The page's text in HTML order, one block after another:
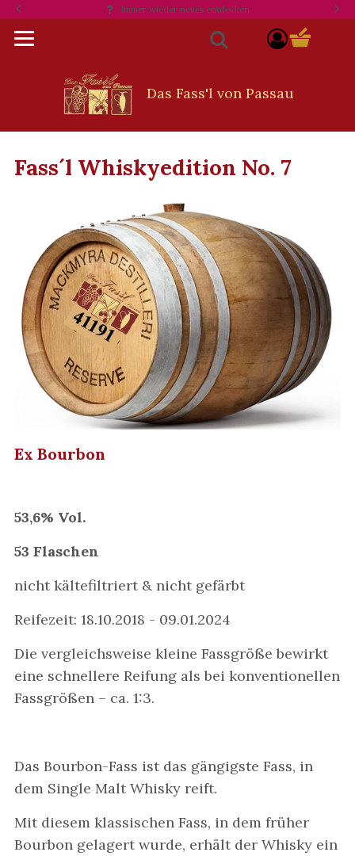
Immer wieder neues entdecken
Fass´l Whiskyedition No. 7
Ex Bourbon
53,6% Vol.
53 Flaschen
nicht kältefiltriert & nicht gefärbt
Reifezeit: 18.10.2018 - 09.01.2024
Die vergleichsweise kleine Fassgröße bewirkt
eine schnellere Reifung als bei konventionellen
Fassgrößen – ca. 1:3.
Das Bourbon-Fass ist das gängigste Fass, in
dem Single Malt Whisky reift.
Mit diesem klassischen Fass, in dem früher
Bourbon gelagert wurde, erhält der Whisky ein